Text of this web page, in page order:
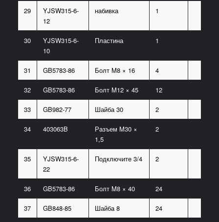
29
YJSW315-6-
12
набивка 1
30
YJSW315-6-
10
Пластина 1
31 GB5783-86 Болт M8 × 16 4
32 GB5783-86 Болт M12 × 45 12
33 GB982-77 Шайба 30 2
34 403063B
Разъем M30 ×
1,5
2
35
YJSW315-6-
22
Подключите 3/4 2
36 GB5783-86 Болт M8 × 40 24
37 GB848-85 Шайба 8 24